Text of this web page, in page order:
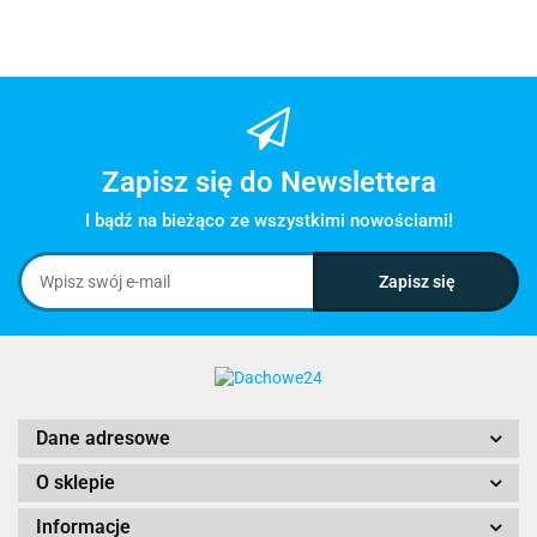
Zapisz się do Newslettera
I bądź na bieżąco ze wszystkimi nowościami!
Dane adresowe
O sklepie
Informacje